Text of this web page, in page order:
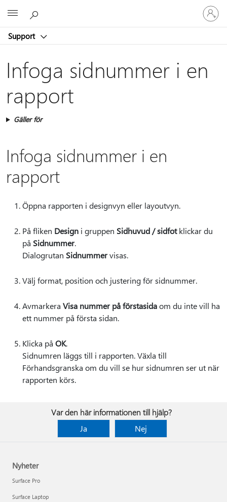
Support
Logga
in
på
konto
Infoga sidnummer i en
rapport
Gäller för
Infoga sidnummer i en
rapport
Öppna rapporten i designvyn eller layoutvyn.
På fliken Design i gruppen Sidhuvud / sidfotklickar du
på Sidnummer.
Dialogrutan Sidnummervisas.
Välj format, position och justering för sidnummer.
Avmarkera Visa nummer på förstasidaom du inte vill ha
ett nummer på första sidan.
Klicka på OK.
Sidnumren läggs till i rapporten. Växla till
Förhandsgranska om du vill se hur sidnumren ser ut när
rapporten körs.
Var den här informationen till hjälp?
Ja
Nej
Nyheter
Surface Pro
Surface Laptop